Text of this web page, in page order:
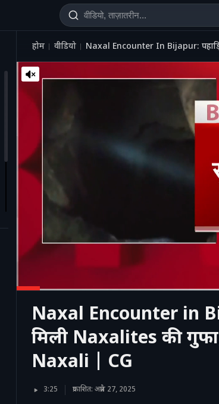
होम वीडियो Naxal Encounter In Bijapur:
Naxal Encounter in
मिली Naxalites की
Naxali | CG
3:25 प्रकाशित: अप्रैल 27, 2025